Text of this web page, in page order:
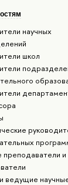
научных
школ
и
ведущие